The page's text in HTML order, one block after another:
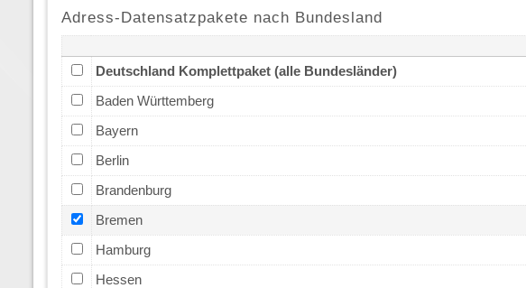
Adress-Datensatzpakete nach Bundesland
Deutschland Komplettpaket (alle Bundesländer)
Baden Württemberg
Bayern
Berlin
Brandenburg
Bremen
Hamburg
Hessen